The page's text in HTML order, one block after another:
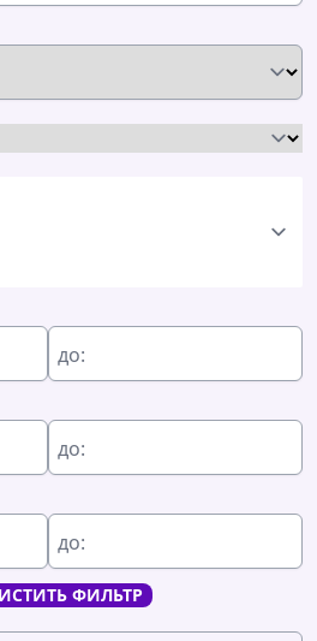
до:
до:
до:
ФИЛЬТР